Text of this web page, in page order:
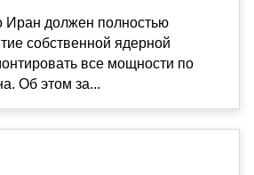
Иран должен полностью
собственной ядерной
все мощности по
Об этом за...